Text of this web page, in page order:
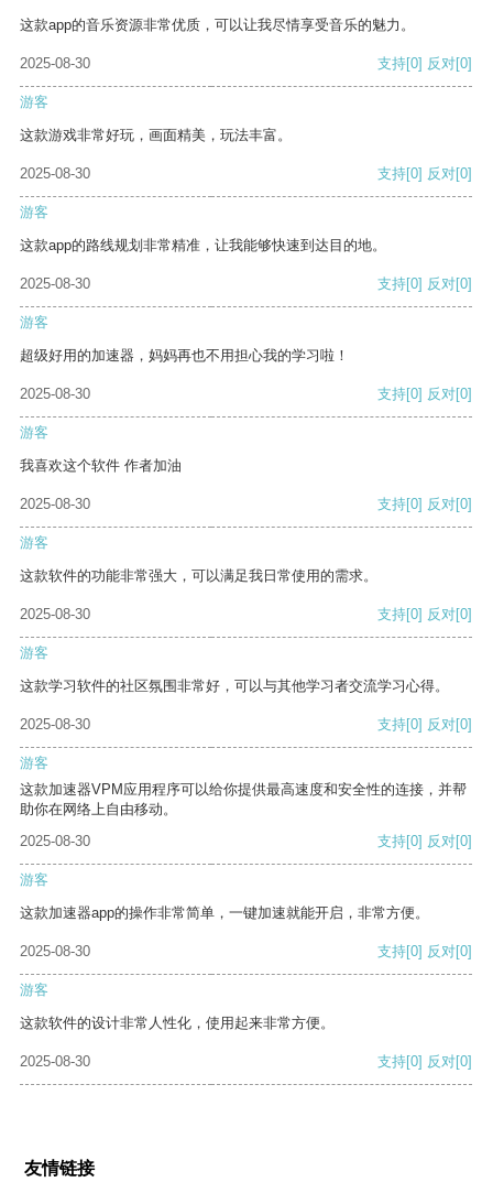
这款app的音乐资源非常优质，可以让我尽情享受音乐的魅力。
2025-08-30 支持[0] 反对[0]
游客
这款游戏非常好玩，画面精美，玩法丰富。
2025-08-30 支持[0] 反对[0]
游客
这款app的路线规划非常精准，让我能够快速到达目的地。
2025-08-30 支持[0] 反对[0]
游客
超级好用的加速器，妈妈再也不用担心我的学习啦！
2025-08-30 支持[0] 反对[0]
游客
我喜欢这个软件 作者加油
2025-08-30 支持[0] 反对[0]
游客
这款软件的功能非常强大，可以满足我日常使用的需求。
2025-08-30 支持[0] 反对[0]
游客
这款学习软件的社区氛围非常好，可以与其他学习者交流学习心得。
2025-08-30 支持[0] 反对[0]
游客
这款加速器VPM应用程序可以给你提供最高速度和安全性的连接，并帮
助你在网络上自由移动。
2025-08-30
支持[0] 反对[0]
游客
这款加速器app的操作非常简单，一键加速就能开启，非常方便。
2025-08-30 支持[0] 反对[0]
游客
这款软件的设计非常人性化，使用起来非常方便。
2025-08-30 支持[0] 反对[0]
友情链接